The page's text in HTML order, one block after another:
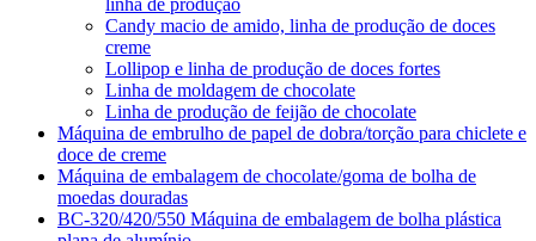
Candy macio de amido, linha de produção de doces
creme
Lollipop e linha de produção de doces fortes
Linha de moldagem de chocolate
Linha de produção de feijão de chocolate
Máquina de embrulho de papel de dobra/torção para chiclete e
doce de creme
Máquina de embalagem de chocolate/goma de bolha de
moedas douradas
BC-320/420/550 Máquina de embalagem de bolha plástica